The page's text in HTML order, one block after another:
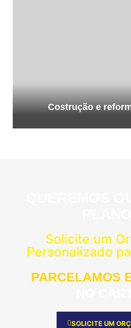
Costrução e
Solicite um
Personalizado
PARCELAMOS
SOLICITE UM